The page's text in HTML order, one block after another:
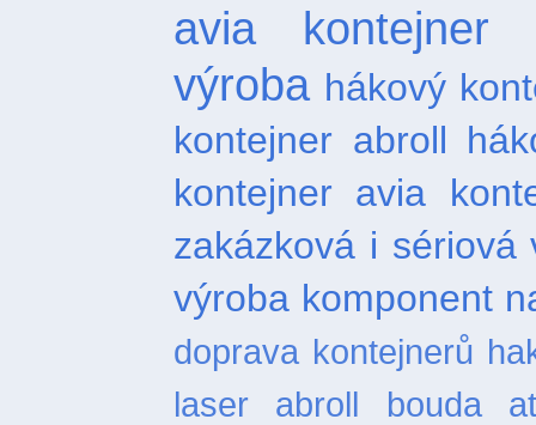
avia kontejner
výroba hákový
kontejner abroll
kontejner avia
zakázková i sériová
výroba komponent
doprava kontejnerů
laser
abroll bouda